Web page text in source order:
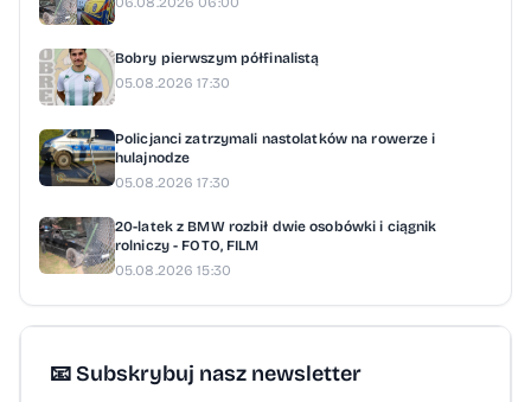
Bobry pierwszym półfinalistą
05.08.2026 17:30
Policjanci zatrzymali nastolatków na rowerze i
hulajnodze
05.08.2026 17:30
20-latek z BMW rozbił dwie osobówki i ciągnik
rolniczy - FOTO, FILM
05.08.2026 15:30
📧 Subskrybuj nasz newsletter